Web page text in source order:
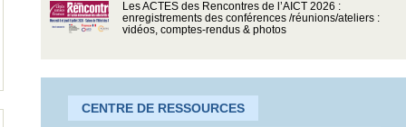
Les ACTES des Rencontres de l’AICT 2026 :
enregistrements des conférences /réunions/ateliers :
vidéos, comptes-rendus & photos
CENTRE DE RESSOURCES